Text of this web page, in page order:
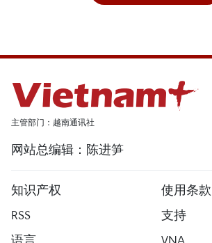
主管部门：越南通讯社
网站总编辑：陈进笋
知识产权
使用条款
RSS
支持